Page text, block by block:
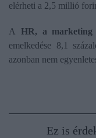
elérheti a 2,5 millió
A HR, a marketing
emelkedése 8,1
azonban nem
Ez is